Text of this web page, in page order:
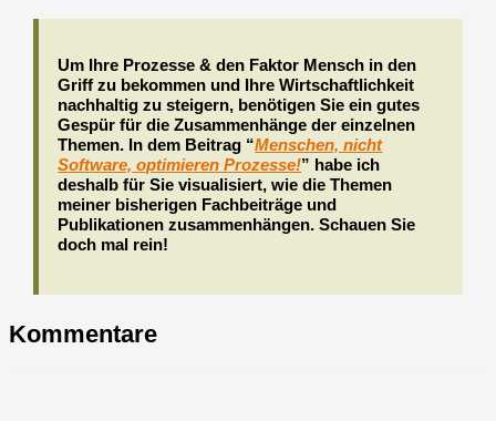
Um Ihre Prozesse & den Faktor Mensch in den
Griff zu bekommen und Ihre Wirtschaftlichkeit
nachhaltig zu steigern, benötigen Sie ein gutes
Gespür für die Zusammenhänge der einzelnen
Themen. In dem Beitrag “Menschen, nicht
Software, optimieren Prozesse!” habe ich
deshalb für Sie visualisiert, wie die Themen
meiner bisherigen Fachbeiträge und
Publikationen zusammenhängen. Schauen Sie
doch mal rein!
Kommentare